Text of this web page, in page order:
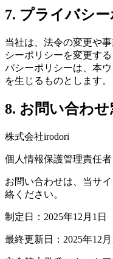
7. プライバシ
当社は、法令の変更や
シーポリシーを変更す
バシーポリシーは、本
を生じるものとします。
8. お問い合わせ
株式会社irodori
個人情報保護管理責任
お問い合わせは、当サ
絡ください。
制定日：2025年12月1日
最終更新日：2025年12月